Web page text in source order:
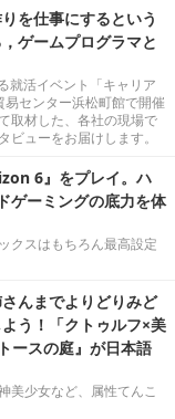
を仕事にするという
ゲームプログラマと
活イベント「キャリア
センター浜松町館で開催
取材した、各社の現場で
ューをお届けします。
6』をプレイ。ハ
ゲーミングの底力を体
クスはもちろん最高設定
んまでよりどりみど
う！「クトゥルフ×美
ースの庭』が日本語
美少女など、属性てんこ